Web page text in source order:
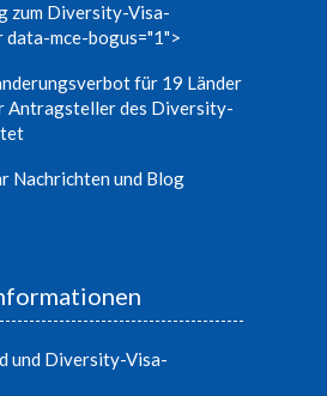
zum Diversity-Visa-
data-mce-bogus="1">
für 19 Länder
Antragsteller des Diversity-
Nachrichten und Blog
und Diversity-Visa-